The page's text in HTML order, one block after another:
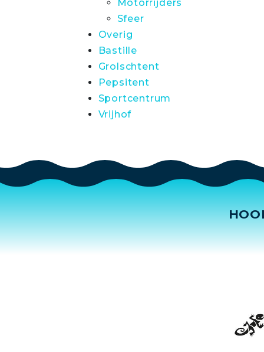
Motorrijders
Sfeer
Overig
Bastille
Grolschtent
Pepsitent
Sportcentrum
Vrijhof